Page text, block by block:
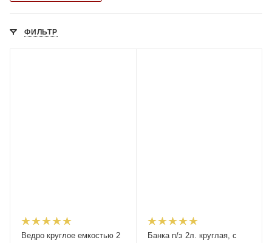
ФИЛЬТР
Ведро круглое емкостью 2
Банка п/э 2л. круглая, с